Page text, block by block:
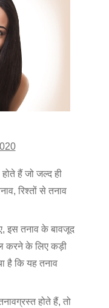
हैं जो जल्द ही
रिश्तों से तनाव
इस तनाव के बावजूद
करने के लिए कड़ी
है कि यह तनाव
होते हैं, तो